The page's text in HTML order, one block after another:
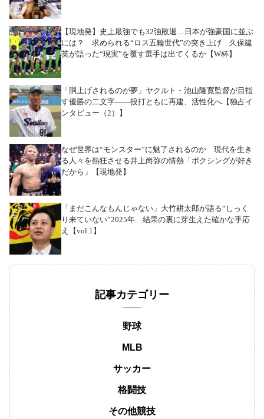
【現地発】史上最強でも32強敗退…日本が強豪国に並ぶ
には？ 求められる“ロス五輪世代”の突き上げ 久保建
英が語った“現実”を覆す選手は出てくるか【W杯】
「胴上げされるのが夢」ヤクルト・池山隆寛監督が目指
す優勝の二文字――投打ともに再建、活性化へ【独占イ
ンタビュー（2）】
なぜ世界は“モンスター”に魅了されるのか 現代を生き
る人々を熱狂させる井上尚弥の情熱「ボクシングが好き
だから」【現地発】
「まだこんなもんじゃない」大竹耕太郎が語る“しっく
り来ていない”2025年 結果の裏に芽生えた確かな手応
え【vol.1】
記事カテゴリー
野球
MLB
サッカー
格闘技
その他競技